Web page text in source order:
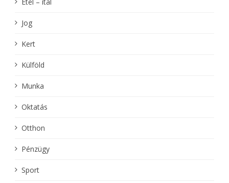
Jog
Kert
Külföld
Munka
Oktatás
Otthon
Pénzügy
Sport